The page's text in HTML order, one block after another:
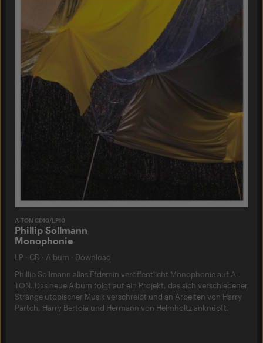
A-TON CD10/LP10
Phillip Sollmann
Monophonie
LP · CD · Album · Download
Phillip Sollmann alias Efdemin veröffentlicht Monophonie auf A-
TON. Das neue Album folgt auf ein Projekt, das sich verschiedener
Stränge utopischer Musik verschreibt und an Arbeiten von Harry
Partch, Harry Bertoia und Hermann von Helmholtz anknüpft.